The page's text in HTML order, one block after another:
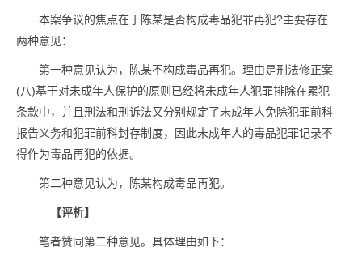
本案争议的焦点在于陈某是否构成毒品犯罪再犯?主要存在
两种意见：
第一种意见认为，陈某不构成毒品再犯。理由是刑法修正案
(八)基于对未成年人保护的原则已经将未成年人犯罪排除在累犯
条款中，并且刑法和刑诉法又分别规定了未成年人免除犯罪前科
报告义务和犯罪前科封存制度，因此未成年人的毒品犯罪记录不
得作为毒品再犯的依据。
第二种意见认为，陈某构成毒品再犯。
【评析】
笔者赞同第二种意见。具体理由如下：